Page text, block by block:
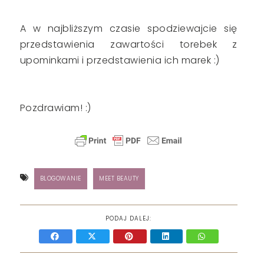
A w najbliższym czasie spodziewajcie się
przedstawienia zawartości torebek z
upominkami i przedstawienia ich marek :)
Pozdrawiam! :)
BLOGOWANIE MEET BEAUTY
PODAJ DALEJ: